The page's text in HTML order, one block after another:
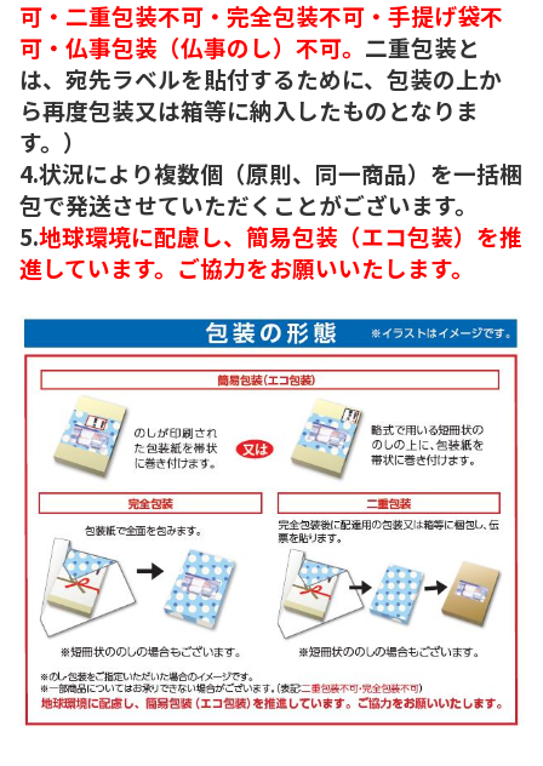
可・二重包装不可・完全包装不可・手提げ袋不
可・仏事包装（仏事のし）不可。 二重包装と
は、宛先ラベルを貼付するために、包装の上か
ら再度包装又は箱等に納入したものとなりま
す。）
4.状況により複数個（原則、同一商品）を一括梱
包で発送させていただくことがございます。
5.地球環境に配慮し、簡易包装（エコ包装）を推
進しています。ご協力をお願いいたします。